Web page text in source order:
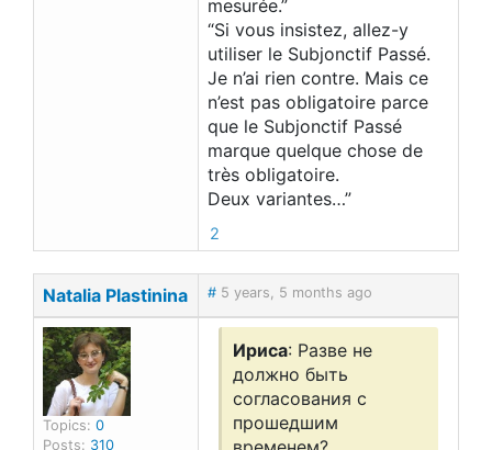
mesurée.”
“Si vous insistez, allez-y
utiliser le Subjonctif Passé.
Je n’ai rien contre. Mais ce
n’est pas obligatoire parce
que le Subjonctif Passé
marque quelque chose de
très obligatoire.
Deux variantes…”
2
Natalia Plastinina # 5 years, 5 months ago
Topics: 0
Posts: 310
Ириса: Разве не
должно быть
согласования с
прошедшим